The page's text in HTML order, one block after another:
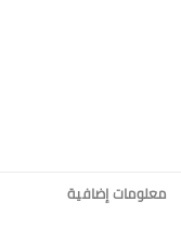
معلومات إضافية